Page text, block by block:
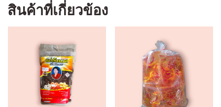
สินค้าที่เกี่ยวข้อง